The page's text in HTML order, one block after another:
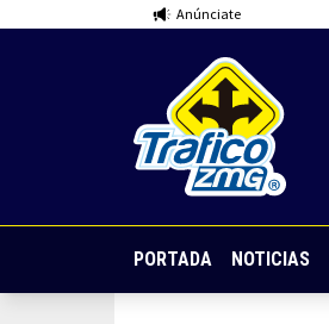
Anúnciate
PORTADA NOTICIAS